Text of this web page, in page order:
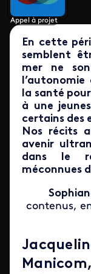
Appel à projet
En cette
semblent
mer ne
l’autonomie
la santé
à une
certains des
Nos récits
avenir
dans le
méconnues
contenus,